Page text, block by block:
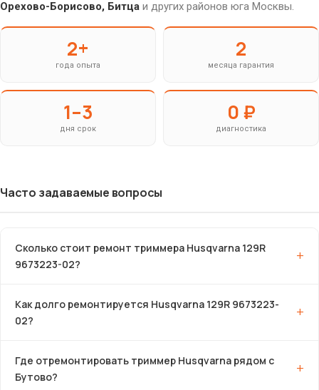
Орехово-Борисово, Битца и других районов юга Москвы.
2+
года опыта
2
месяца гарантия
1–3
дня срок
0 ₽
диагностика
Часто задаваемые вопросы
Сколько стоит ремонт триммера Husqvarna 129R
9673223-02?
Как долго ремонтируется Husqvarna 129R 9673223-
02?
Где отремонтировать триммер Husqvarna рядом с
Бутово?